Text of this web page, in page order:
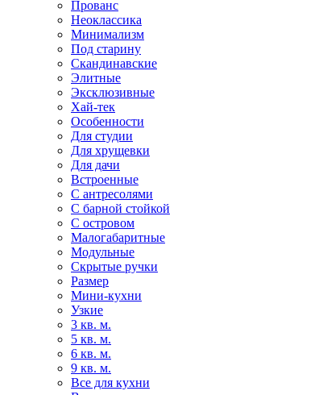
Прованс
Неоклассика
Минимализм
Под старину
Скандинавские
Элитные
Эксклюзивные
Хай-тек
Особенности
Для студии
Для хрущевки
Для дачи
Встроенные
С антресолями
С барной стойкой
С островом
Малогабаритные
Модульные
Скрытые ручки
Размер
Мини-кухни
Узкие
3 кв. м.
5 кв. м.
6 кв. м.
9 кв. м.
Все для кухни